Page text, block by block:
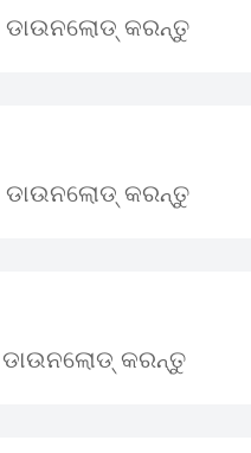
ଡାଉନଲୋଡ୍ କରନ୍ତୁ
ଡାଉନଲୋଡ୍ କରନ୍ତୁ
କରନ୍ତୁ